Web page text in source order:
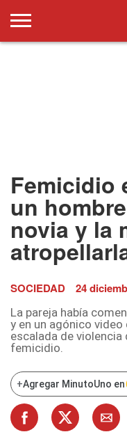
Femicidio
un
novia y la
SOCIEDAD 24
La pareja había
y en un agónico
escalada de violencia
femicidio.
+Agregar MinutoUno en